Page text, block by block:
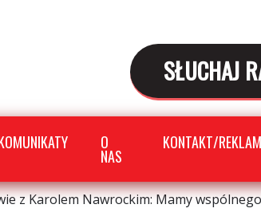
SŁUCHAJ
O
NAS
KONTAKT/
z Karolem Nawrockim: Mamy